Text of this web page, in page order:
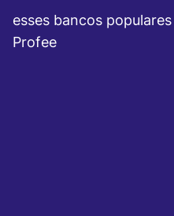
esses bancos
Profee